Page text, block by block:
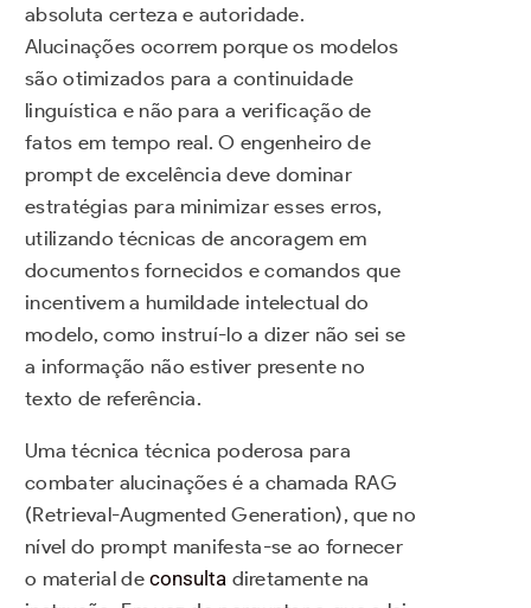
absoluta certeza e autoridade.
Alucinações ocorrem porque os modelos
são otimizados para a continuidade
linguística e não para a verificação de
fatos em tempo real. O engenheiro de
prompt de excelência deve dominar
estratégias para minimizar esses erros,
utilizando técnicas de ancoragem em
documentos fornecidos e comandos que
incentivem a humildade intelectual do
modelo, como instruí-lo a dizer não sei se
a informação não estiver presente no
texto de referência.
Uma técnica técnica poderosa para
combater alucinações é a chamada RAG
(Retrieval-Augmented Generation), que no
nível do prompt manifesta-se ao fornecer
o material deconsulta diretamente na